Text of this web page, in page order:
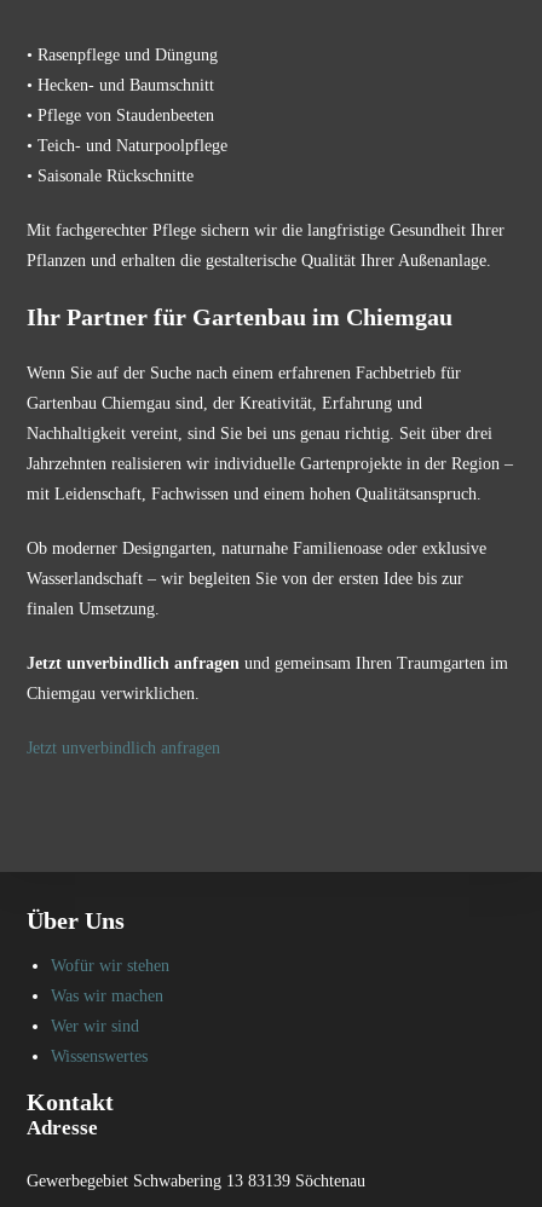
• Rasenpflege und Düngung
• Hecken- und Baumschnitt
• Pflege von Staudenbeeten
• Teich- und Naturpoolpflege
• Saisonale Rückschnitte
Mit fachgerechter Pflege sichern wir die langfristige Gesundheit Ihrer
Pflanzen und erhalten die gestalterische Qualität Ihrer Außenanlage.
Ihr Partner für Gartenbau im Chiemgau
Wenn Sie auf der Suche nach einem erfahrenen Fachbetrieb für
Gartenbau Chiemgau sind, der Kreativität, Erfahrung und
Nachhaltigkeit vereint, sind Sie bei uns genau richtig. Seit über drei
Jahrzehnten realisieren wir individuelle Gartenprojekte in der Region –
mit Leidenschaft, Fachwissen und einem hohen Qualitätsanspruch.
Ob moderner Designgarten, naturnahe Familienoase oder exklusive
Wasserlandschaft – wir begleiten Sie von der ersten Idee bis zur
finalen Umsetzung.
Jetzt unverbindlich anfragen und gemeinsam Ihren Traumgarten im
Chiemgau verwirklichen.
Jetzt unverbindlich anfragen
Über Uns
Wofür wir stehen
Was wir machen
Wer wir sind
Wissenswertes
Kontakt
Adresse
Gewerbegebiet Schwabering 13 83139 Söchtenau